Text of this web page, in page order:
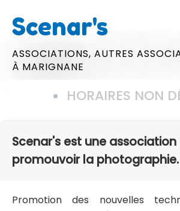
Scenar's
ASSOCIATIONS, AUTRES
À MARIGNANE
HORAIRES NON
Scenar's est une
promouvoir la photographie.
Promotion des nouvelles